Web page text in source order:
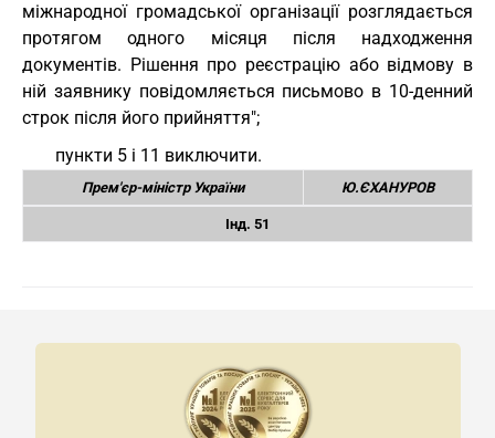
міжнародної громадської організації розглядається
протягом одного місяця після надходження
документів. Рішення про реєстрацію або відмову в
ній заявнику повідомляється письмово в 10-денний
строк після його прийняття";
пункти 5 і 11 виключити.
Прем'єр-міністр України Ю.ЄХАНУРОВ
Інд. 51